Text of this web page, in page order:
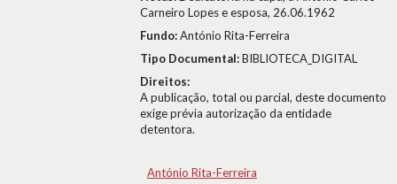
Carneiro Lopes e esposa, 26.06.1962
Fundo:António Rita-Ferreira
Tipo Documental:BIBLIOTECA_DIGITAL
Direitos:
A publicação, total ou parcial, deste documento
exige prévia autorização da entidade
detentora.
António Rita-Ferreira